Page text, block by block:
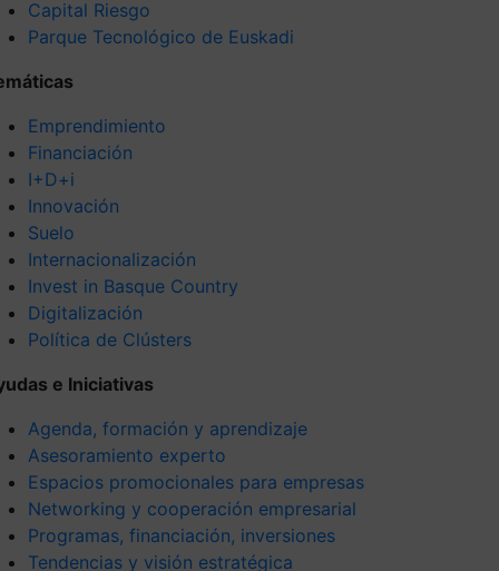
Capital Riesgo
Parque Tecnológico de Euskadi
Emprendimiento
Financiación
I+D+i
Innovación
Suelo
Internacionalización
Invest in Basque Country
Digitalización
Política de Clústers
e Iniciativas
Agenda, formación y aprendizaje
Asesoramiento experto
Espacios promocionales para empresas
Networking y cooperación empresarial
Programas, financiación, inversiones
Tendencias y visión estratégica